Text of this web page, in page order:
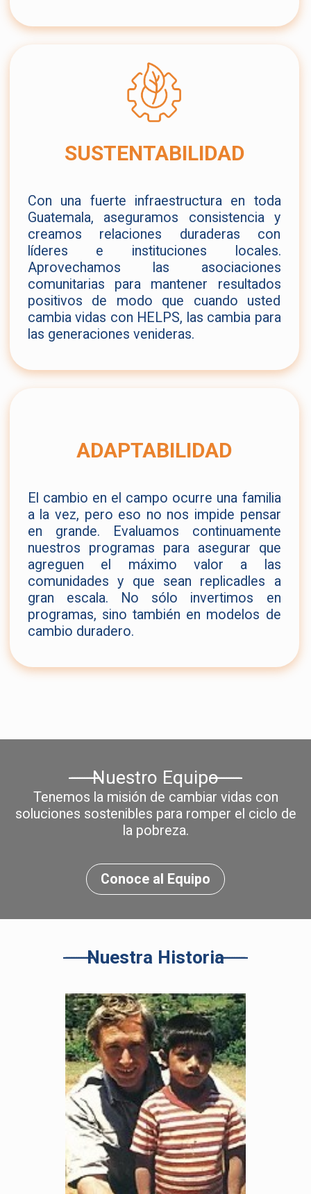
SUSTENTABILIDAD
Con una fuerte infraestructura en toda
Guatemala, aseguramos consistencia y
creamos relaciones duraderas con
líderes e instituciones locales.
Aprovechamos las asociaciones
comunitarias para mantener resultados
positivos de modo que cuando usted
cambia vidas con HELPS, las cambia para
las generaciones venideras.
ADAPTABILIDAD
El cambio en el campo ocurre una familia
a la vez, pero eso no nos impide pensar
en grande. Evaluamos continuamente
nuestros programas para asegurar que
agreguen el máximo valor a las
comunidades y que sean replicadles a
gran escala. No sólo invertimos en
programas, sino también en modelos de
cambio duradero.
Nuestro Equipo
Tenemos la misión de cambiar vidas con
soluciones sostenibles para romper el ciclo de
la pobreza.
Conoce al Equipo
Nuestra Historia